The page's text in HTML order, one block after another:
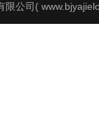
限公司(